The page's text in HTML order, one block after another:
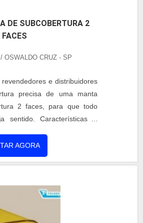
DE SUBCOBERTURA 2
FACES
/ OSWALDO CRUZ - SP
e distribuidores
precisa de uma manta
2 faces, para que todo
sentido. Características A
ambientes, como telhados e
maior conforto térmico ao
AGORA